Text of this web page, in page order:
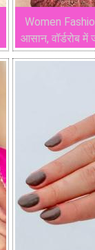
Women
आसान, वॉर्डरोब